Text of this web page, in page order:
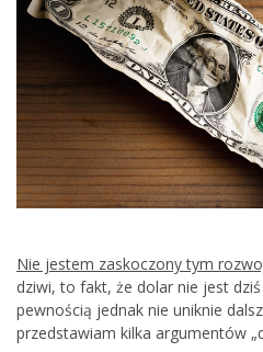
Nie jestem zaskoczony tym
dziwi, to fakt, że dolar nie jest dziś
pewnością jednak nie uniknie
przedstawiam kilka argumentów